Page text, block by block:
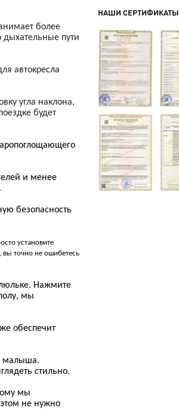
более
дыхательные пути
автокресла
угла наклона,
будет
и менее
безопасность
установите
точно не ошибетесь
Нажмите
мы
обеспечит
малыша.
стильно.
мы
не нужно
НАШИ СЕРТИФИКАТЫ